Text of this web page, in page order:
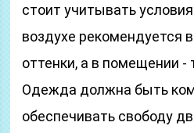
стоит учитывать
воздухе рекомендуется
оттенки, а в помещении -
Одежда должна быть
обеспечивать свободу